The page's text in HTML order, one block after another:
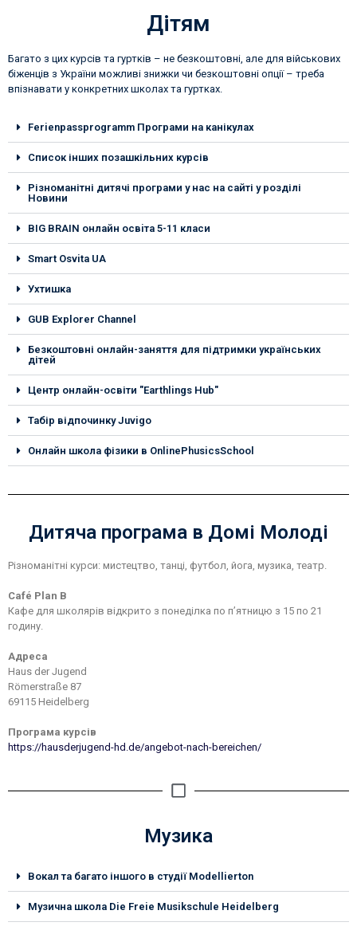
Дітям
Багато з цих курсів та гуртків – не безкоштовні, але для військових
біженців з України можливі знижки чи безкоштовні опції – треба
впізнавати у конкретних школах та гуртках.
Ferienpassprogramm Програми на канікулах
Список інших позашкільних курсів
Різноманітні дитячі програми у нас на сайті у розділі
Новини
BIG BRAIN онлайн освiта 5-11 класи
Smart Osvita UA
Ухтишка
GUB Explorer Channel
Безкоштовні онлайн-заняття для підтримки українських
дітей
Центр онлайн-освіти "Earthlings Hub"
Табір відпочинку Juvigo
Онлайн школа фізики в OnlinePhusicsSchool
Дитяча програма в Домі Молоді
Різноманітні курси: мистецтво, танці, футбол, йога, музика, театр.
Café Plan B
Кафе для школярів відкрито з понеділка по п’ятницю з 15 по 21
годину.
Адреса
Haus der Jugend
Römerstraße 87
69115 Heidelberg
Програма курсів
https://hausderjugend-hd.de/angebot-nach-bereichen/
Музика
Вокал та багато іншого в студії Modellierton
Музична школа Die Freie Musikschule Heidelberg